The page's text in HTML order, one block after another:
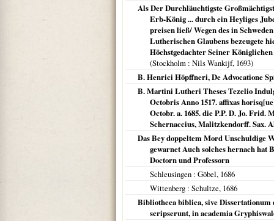
Als Der Durchläuchtigste
Erb-König ... durch ein Heyliges
preisen ließ/ Wegen des in
Lutherischen Glaubens bezeugete
Höchstgedachter Seiner
(Stockholm : Nils Wankijf, 1693)
B. Henrici Höpffneri, De Advocatione
B. Martini Lutheri Theses Tezelio
Octobris Anno 1517. affixas
Octobr. a. 1685. die P.P. D. Jo. Frid.
Schernaccius, Malitzkendorff. Sax.
Das Bey doppeltem Mord Unschuldige
gewarnet Auch solches hernach
Doctorn und Professorn
Schleusingen : Göbel, 1686
Wittenberg : Schultze, 1686
Bibliotheca biblica, sive
scripserunt, in academia